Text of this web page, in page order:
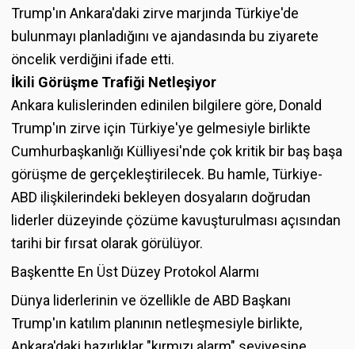
Trump'ın Ankara'daki zirve marjında Türkiye'de
bulunmayı planladığını ve ajandasında bu ziyarete
öncelik verdiğini ifade etti.
İkili Görüşme Trafiği Netleşiyor
Ankara kulislerinden edinilen bilgilere göre, Donald
Trump'ın zirve için Türkiye'ye gelmesiyle birlikte
Cumhurbaşkanlığı Külliyesi'nde çok kritik bir baş başa
görüşme de gerçekleştirilecek. Bu hamle, Türkiye-
ABD ilişkilerindeki bekleyen dosyaların doğrudan
liderler düzeyinde çözüme kavuşturulması açısından
tarihi bir fırsat olarak görülüyor.
Başkentte En Üst Düzey Protokol Alarmı
Dünya liderlerinin ve özellikle de ABD Başkanı
Trump'ın katılım planının netleşmesiyle birlikte,